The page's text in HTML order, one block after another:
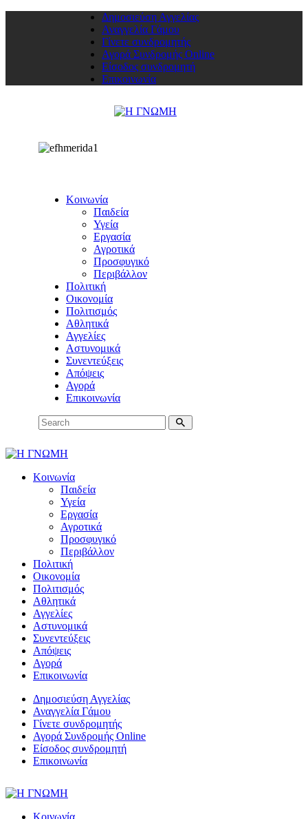
Δημοσιεύση Αγγελίας
Αναγγελία Γάμου
Γίνετε συνδρομητής
Αγορά Συνδρομής Online
Είσοδος συνδρομητή
Επικοινωνία
Κοινωνία
Παιδεία
Υγεία
Εργασία
Αγροτικά
Προσφυγικό
Περιβάλλον
Πολιτική
Οικονομία
Πολιτισμός
Αθλητικά
Αγγελίες
Αστυνομικά
Συνεντεύξεις
Απόψεις
Αγορά
Επικοινωνία
Κοινωνία
Παιδεία
Υγεία
Εργασία
Αγροτικά
Προσφυγικό
Περιβάλλον
Πολιτική
Οικονομία
Πολιτισμός
Αθλητικά
Αγγελίες
Αστυνομικά
Συνεντεύξεις
Απόψεις
Αγορά
Επικοινωνία
Δημοσιεύση Αγγελίας
Αναγγελία Γάμου
Γίνετε συνδρομητής
Αγορά Συνδρομής Online
Είσοδος συνδρομητή
Επικοινωνία
Κοινωνία